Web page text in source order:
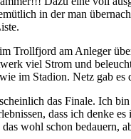
in der man
Trollfjord am Anleger
viel Strom und
im Stadion. Netz gab es
das Finale. Ich
dass ich denke es
wohl schon bedauern,